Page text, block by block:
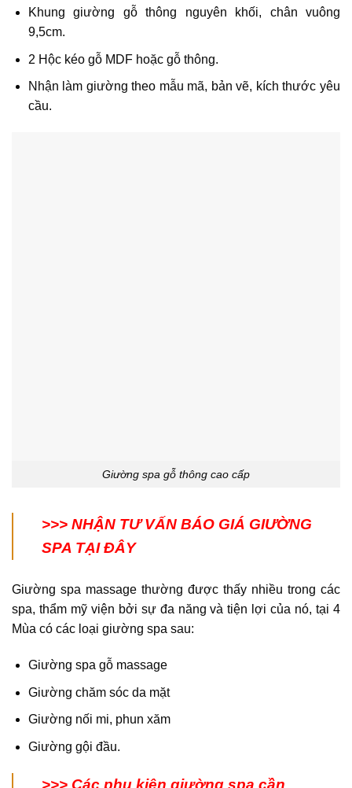
Khung giường gỗ thông nguyên khối, chân vuông
9,5cm.
2 Hộc kéo gỗ MDF hoặc gỗ thông.
Nhận làm giường theo mẫu mã, bản vẽ, kích thước yêu
cầu.
Giường spa gỗ thông cao cấp
>>> NHẬN TƯ VẤN BÁO GIÁ GIƯỜNG
SPA TẠI ĐÂY
Giường spa massage thường được thấy nhiều trong các
spa, thẩm mỹ viện bởi sự đa năng và tiện lợi của nó, tại 4
Mùa có các loại giường spa sau:
Giường spa gỗ massage
Giường chăm sóc da mặt
Giường nối mi, phun xăm
Giường gội đầu.
>>> Các phụ kiện giường spa cần